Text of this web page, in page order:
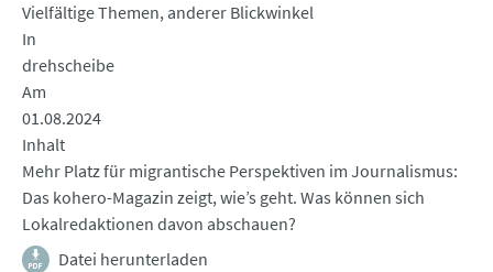
Vielfältige Themen, anderer Blickwinkel
In
drehscheibe
Am
01.08.2024
Inhalt
Mehr Platz für migrantische Perspektiven im Journalismus:
Das kohero-Magazin zeigt, wie’s geht. Was können sich
Lokalredaktionen davon abschauen?
Datei herunterladen